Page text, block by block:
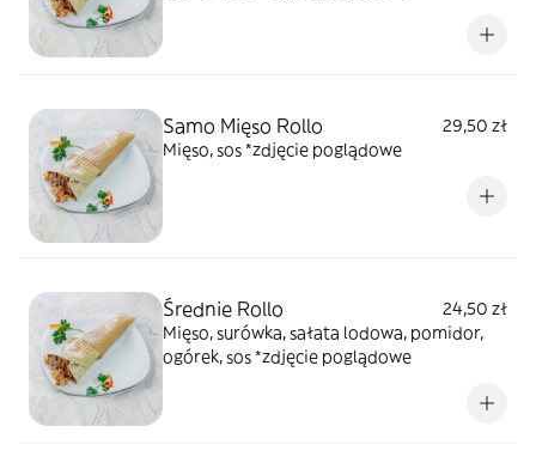
Samo Mięso Rollo
29,50 zł
Mięso, sos *zdjęcie poglądowe
Średnie Rollo
24,50 zł
Mięso, surówka, sałata lodowa, pomidor,
ogórek, sos *zdjęcie poglądowe